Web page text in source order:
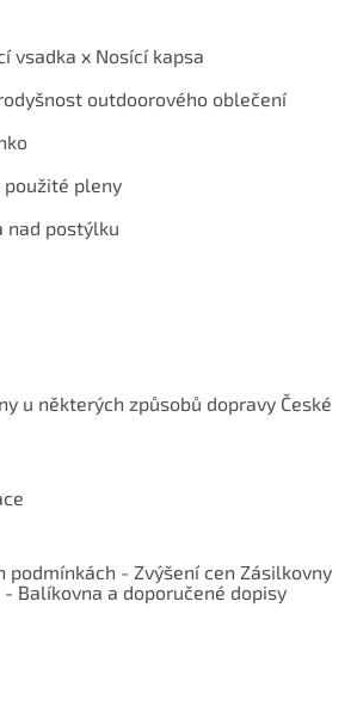
vsadka x Nosící kapsa
outdoorového oblečení
použité pleny
nad postýlku
u některých způsobů dopravy České
podmínkách - Zvýšení cen Zásilkovny
Balíkovna a doporučené dopisy